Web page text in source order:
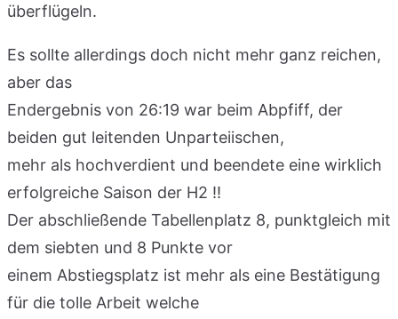
überflügeln.
Es sollte allerdings doch nicht mehr ganz reichen,
aber das
Endergebnis von 26:19 war beim Abpfiff, der
beiden gut leitenden Unparteiischen,
mehr als hochverdient und beendete eine wirklich
erfolgreiche Saison der H2 !!
Der abschließende Tabellenplatz 8, punktgleich mit
dem siebten und 8 Punkte vor
einem Abstiegsplatz ist mehr als eine Bestätigung
für die tolle Arbeit welche